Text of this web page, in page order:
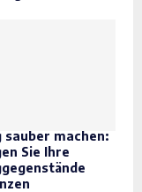
sauber machen:
Sie Ihre